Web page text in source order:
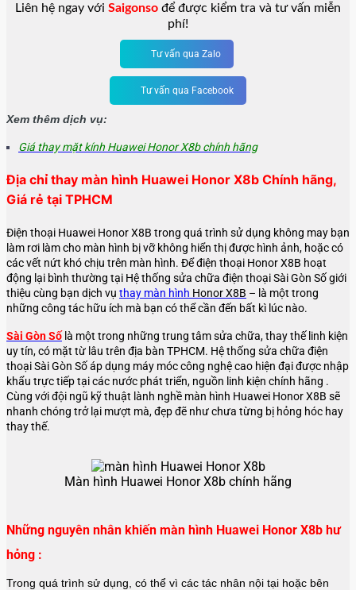
Liên hệ ngay với Saigonso để được kiểm tra và tư vấn miễn
phí!
Tư vấn qua Zalo
Tư vấn qua Facebook
Xem thêm dịch vụ:
Giá thay mặt kính Huawei Honor X8b chính hãng
Địa chỉ thay màn hình Huawei Honor X8b Chính hãng,
Giá rẻ tại TPHCM
Điện thoại Huawei Honor X8B trong quá trình sử dụng không may bạn
làm rơi làm cho màn hình bị vỡ không hiển thị được hình ảnh, hoặc có
các vết nứt khó chịu trên màn hình. Để điện thoại Honor X8B hoạt
động lại bình thường tại Hệ thống sửa chữa điện thoại Sài Gòn Số giới
thiệu cùng bạn dịch vụ thay màn hình Honor X8B – là một trong
những công tác hữu ích mà bạn có thể cần đến bất kì lúc nào.
Sài Gòn Số là một trong những trung tâm sửa chữa, thay thế linh kiện
uy tín, có mặt từ lâu trên địa bàn TPHCM. Hệ thống sửa chữa điện
thoại Sài Gòn Số áp dụng máy móc công nghệ cao hiện đại được nhập
khẩu trực tiếp tại các nước phát triển, nguồn linh kiện chính hãng .
Cùng với đội ngũ kỹ thuật lành nghề màn hình Huawei Honor X8B sẽ
nhanh chóng trở lại mượt mà, đẹp đẽ như chưa từng bị hỏng hóc hay
thay thế.
Màn hình Huawei Honor X8b chính hãng
Những nguyên nhân khiến màn hình Huawei Honor X8b hư
hỏng :
Trong quá trình sử dụng, có thể vì các tác nhân nội tại hoặc bên